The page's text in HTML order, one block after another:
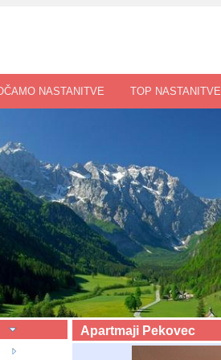
NASTANITVE TOP NASTANITVE
Apartmaji Pekovec